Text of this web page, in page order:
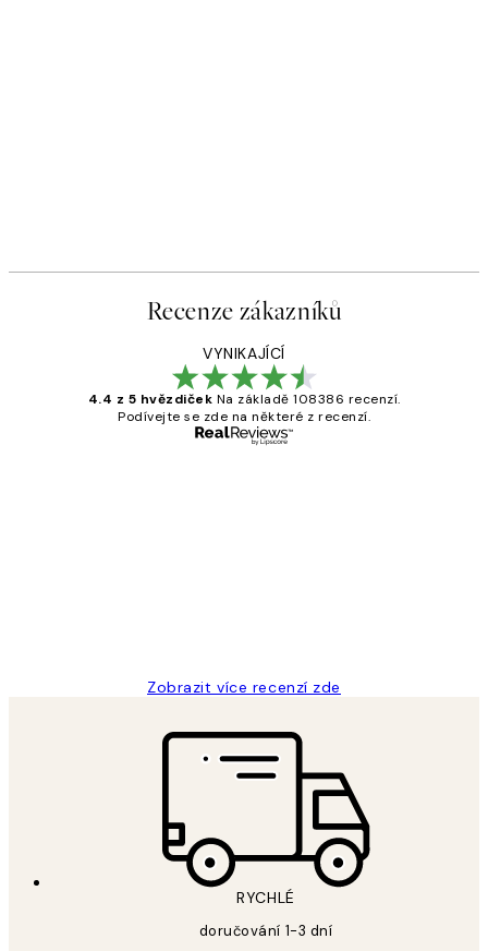
Recenze zákazníků
VYNIKAJÍCÍ
4.4 z 5 hvězdiček Na základě 108386 recenzí.
Podívejte se zde na některé z recenzí.
Zobrazit více recenzí zde
RYCHLÉ
doručování 1-3 dní